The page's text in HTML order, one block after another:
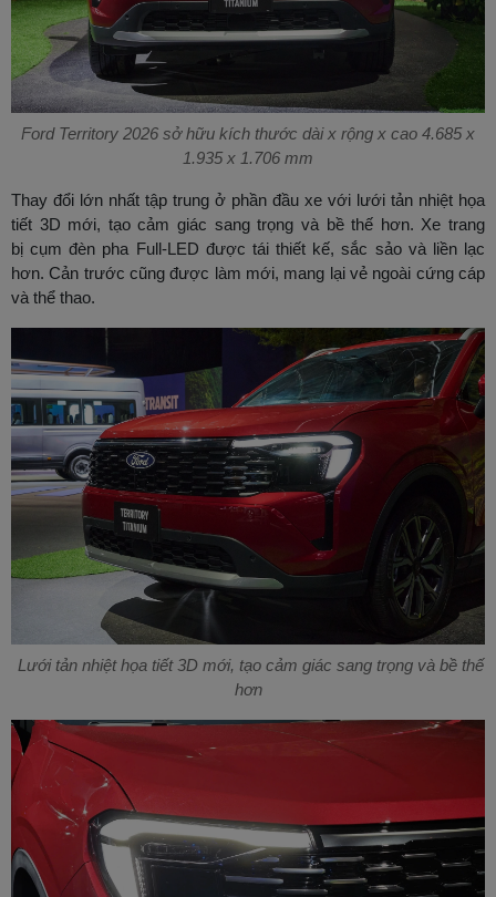
Ford Territory 2026 sở hữu kích thước dài x rộng x cao 4.685 x
1.935 x 1.706 mm
Thay đổi lớn nhất tập trung ở phần đầu xe với lưới tản nhiệt họa
tiết 3D mới, tạo cảm giác sang trọng và bề thế hơn. Xe trang
bị cụm đèn pha Full-LED được tái thiết kế, sắc sảo và liền lạc
hơn. Cản trước cũng được làm mới, mang lại vẻ ngoài cứng cáp
và thể thao.
Lưới tản nhiệt họa tiết 3D mới, tạo cảm giác sang trọng và bề thế
hơn